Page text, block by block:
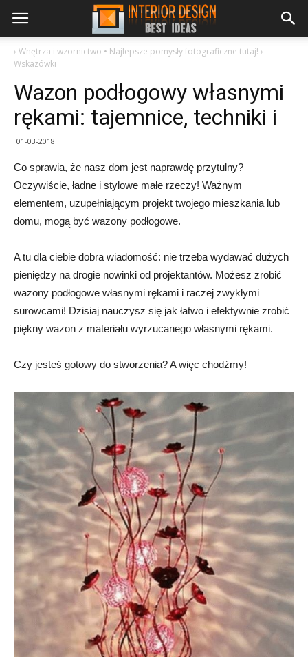
› Wnętrza i wzornictwo • Najlepsze pomysły fotograficzne tutaj! ›
Wskazówki
Wazon podłogowy własnymi
rękami: tajemnice, techniki i
01-03-2018
Co sprawia, że ​​nasz dom jest naprawdę przytulny?
Oczywiście, ładne i stylowe małe rzeczy! Ważnym
elementem, uzupełniającym projekt twojego mieszkania lub
domu, mogą być wazony podłogowe.
A tu dla ciebie dobra wiadomość: nie trzeba wydawać dużych
pieniędzy na drogie nowinki od projektantów. Możesz zrobić
wazony podłogowe własnymi rękami i raczej zwykłymi
surowcami! Dzisiaj nauczysz się jak łatwo i efektywnie zrobić
piękny wazon z materiału wyrzucanego własnymi rękami.
Czy jesteś gotowy do stworzenia? A więc chodźmy!